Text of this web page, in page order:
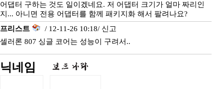
어댑터 구하는 것도 일이겠네요. 저 어댑터 크기가 얼마 짜리인
지... 아니면 전용 어댑터를 함께 패키지화 해서 팔려나요?
프리스트
/ 12-11-26 10:18/ 신고
셀러론 807 싱글 코어는 성능이 구려서..
닉네임